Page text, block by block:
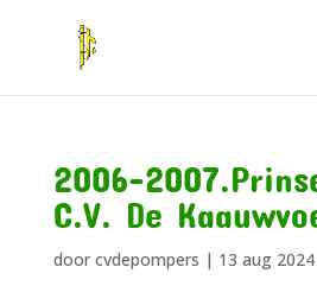
2006-
C.V. De
door cvdepompers | 13 aug 2024